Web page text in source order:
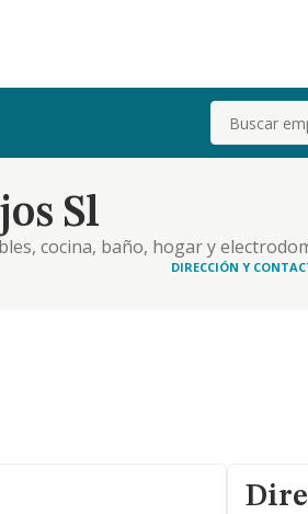
Buscar
Sl
cocina, baño, hogar y
DIRECCIÓN Y